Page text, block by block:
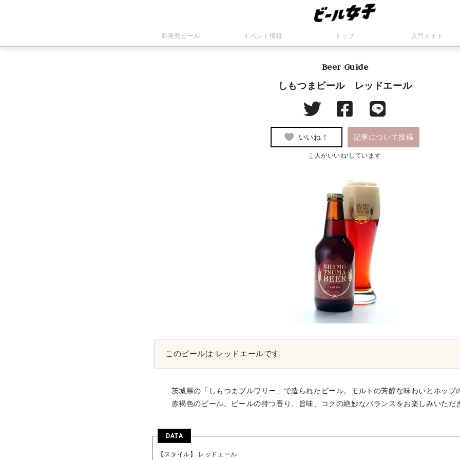
新発売ビール イベント情報 トップ 入門ガイド
Beer Guide
しもつまビール レッドエール
いいね！ 記事について投稿
0 人がいいね!しています
このビールは レッドエールです
茨城県の「しもつまブルワリー」で造られたビール。モルトの芳醇な味わいとホップ
赤褐色のビール。ビールの持つ香り、旨味、コクの絶妙なバランスをお楽しみいただ
DATA
【スタイル】 レッドエール